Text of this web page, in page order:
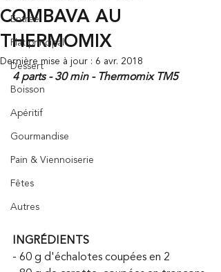
Entrée
Plat principal
Dessert
Boisson
Apéritif
Gourmandise
Pain & Viennoiserie
Fêtes
Autres
COMBAVA AU
THERMOMIX
Dernière mise à jour : 6 avr. 2018
4 parts - 30 min - Thermomix TM5
INGRÉDIENTS
- 60 g d'échalotes coupées en 2